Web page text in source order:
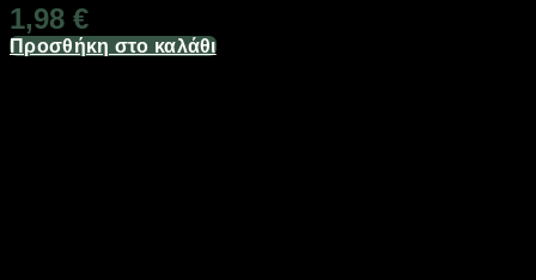
1,98 €
Προσθήκη στο καλάθι